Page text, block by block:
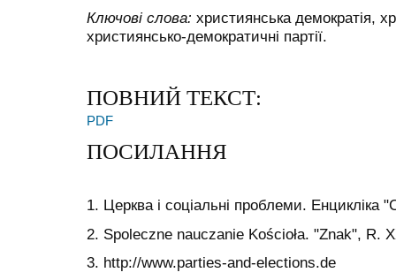
Ключові слова: християнська демократія,
християнсько-демократичні партії.
ПОВНИЙ ТЕКСТ:
PDF
ПОСИЛАННЯ
1. Церква і соціальні проблеми. Енцикліка
2. Spoleczne nauczanie Kościoła. "Znak", R.
3. http://www.parties-and-elections.de